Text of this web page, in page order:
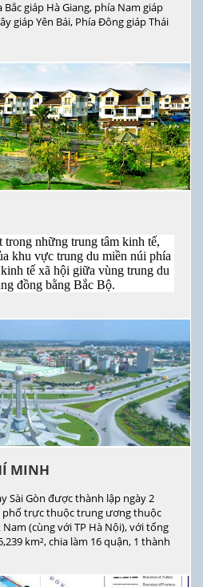
giáp Hà Giang, phía Nam giáp
giáp Yên Bái, Phía Đông giáp Thái
những trung tâm kinh tế,
khu vực trung du miền núi phía
tế xã hội giữa vùng trung du
đồng bằng Bắc Bộ.
MINH
Sài Gòn được thành lập ngày 2
phố trực thuộc trung ương thuộc
(cùng với TP Hà Nội), với tổng
km², chia làm 16 quận, 1 thành